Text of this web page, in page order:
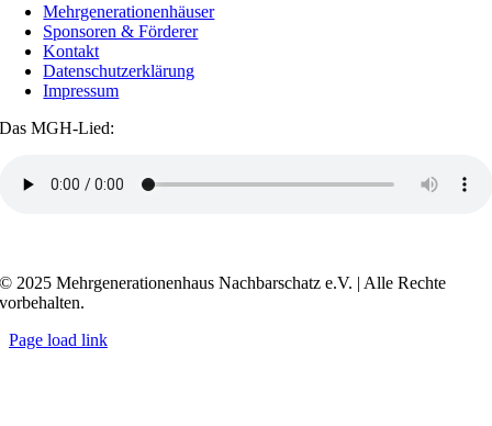
Mehrgenerationenhäuser
Sponsoren & Förderer
Kontakt
Datenschutzerklärung
Impressum
Das MGH-Lied:
© 2025 Mehrgenerationenhaus Nachbarschatz e.V. | Alle Rechte
vorbehalten.
Page load link